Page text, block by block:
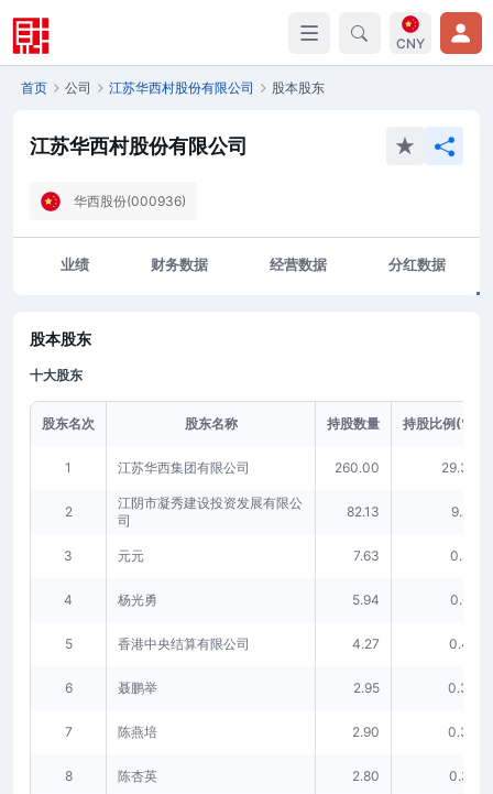
CNY
首页 公司 江苏华西村股份有限公司 股本股东
江苏华西村股份有限公司
华西股份(000936)
业绩 财务数据 经营数据 分红数据
股本股东
十大股东
股东名次 股东名称 持股数量 持股比例(%)
1 江苏华西集团有限公司 260.00 29.34
2
江阴市凝秀建设投资发展有限公
司
82.13 9.27
3 元元 7.63 0.86
4 杨光勇 5.94 0.67
5 香港中央结算有限公司 4.27 0.48
6 聂鹏举 2.95 0.33
7 陈燕培 2.90 0.33
8 陈杏英 2.80 0.32